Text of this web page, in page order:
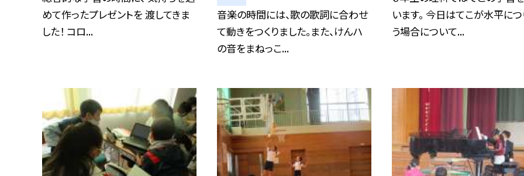
めて作ったプレゼントを 渡してきま
した！ コロ...
音楽の時間には、歌の歌詞に合わせ
て動きをつくりました。また、けんハ
の音をまねっこ...
います。 今日はてこが水平に
う場合について...